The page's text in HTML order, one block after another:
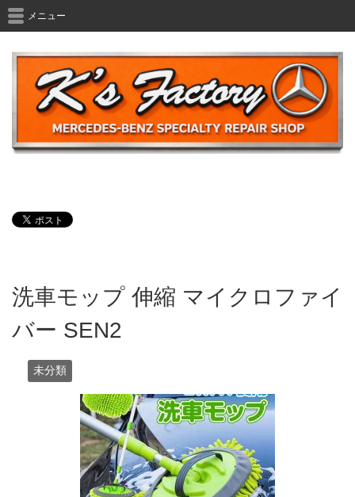
メニュー
洗車モップ 伸縮 マイクロファイ
バー SEN2
未分類